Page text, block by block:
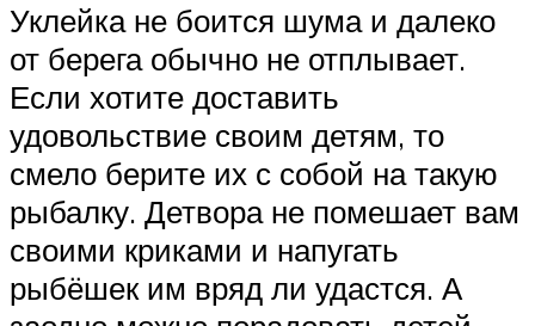
Уклейка не боится шума и далеко
от берега обычно не отплывает.
Если хотите доставить
удовольствие своим детям, то
смело берите их с собой на такую
рыбалку. Детвора не помешает вам
своими криками и напугать
рыбёшек им вряд ли удастся. А